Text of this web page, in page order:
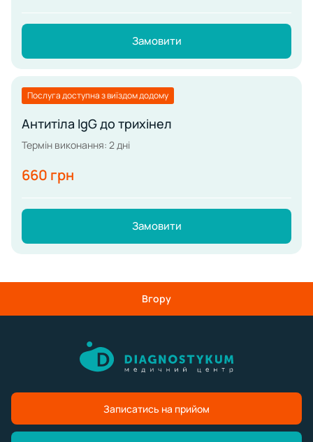
Замовити
Послуга доступна з виїздом додому
Антитіла IgG до трихінел
Термін виконання: 2 дні
660 грн
Замовити
Вгору
Записатись на прийом